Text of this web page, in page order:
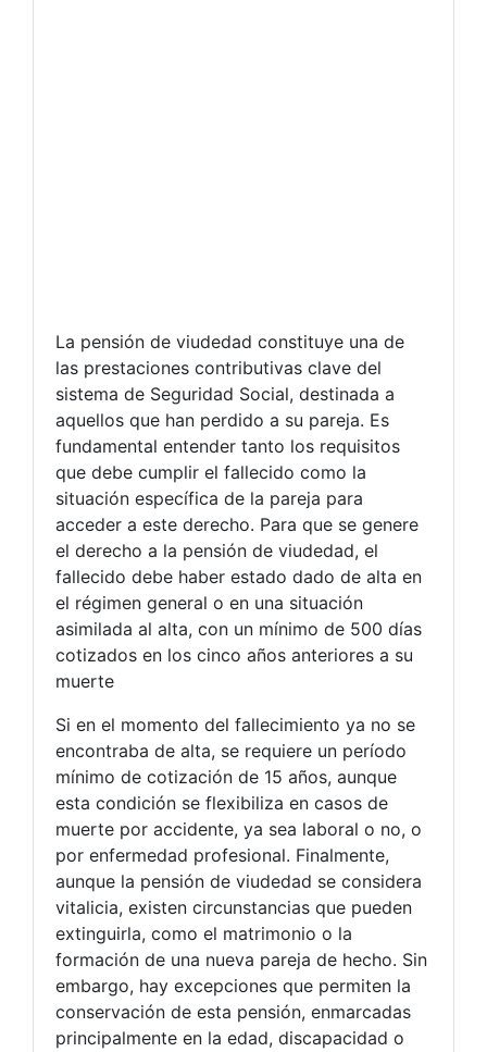
La pensión de viudedad constituye una de
las prestaciones contributivas clave del
sistema de Seguridad Social, destinada a
aquellos que han perdido a su pareja. Es
fundamental entender tanto los requisitos
que debe cumplir el fallecido como la
situación específica de la pareja para
acceder a este derecho. Para que se genere
el derecho a la pensión de viudedad, el
fallecido debe haber estado dado de alta en
el régimen general o en una situación
asimilada al alta, con un mínimo de 500 días
cotizados en los cinco años anteriores a su
muerte
Si en el momento del fallecimiento ya no se
encontraba de alta, se requiere un período
mínimo de cotización de 15 años, aunque
esta condición se flexibiliza en casos de
muerte por accidente, ya sea laboral o no, o
por enfermedad profesional. Finalmente,
aunque la pensión de viudedad se considera
vitalicia, existen circunstancias que pueden
extinguirla, como el matrimonio o la
formación de una nueva pareja de hecho. Sin
embargo, hay excepciones que permiten la
conservación de esta pensión, enmarcadas
principalmente en la edad, discapacidad o